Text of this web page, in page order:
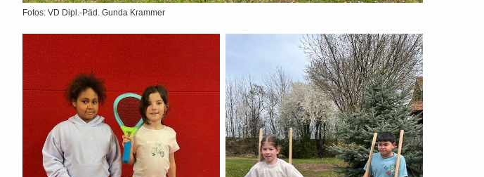
Fotos: VD Dipl.-Päd. Gunda Krammer